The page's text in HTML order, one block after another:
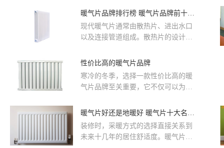
暖气片品牌排行榜 暖气片品牌前十排名榜
现代暖气片通常由散热片、进出水口
以及连接管道组成。散热片的设计多
体造型，目的是为了增加与空气接触
性价比高的暖气片品牌
寒冷的冬季，选择一款性价比高的暖
气片品牌至关重要，它不仅可以为家
约能源成本。性价比高的暖气片品牌
能、稳定的质量以及合理的价格。
暖气片好还是地暖好 暖气片十大名牌有哪些
装修时，采暖方式的选择直接关系到
未来十几年的居住舒适度。暖气片和